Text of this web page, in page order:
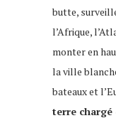
butte,
l’Afrique,
monter en
la ville
bateaux et
terre chargé